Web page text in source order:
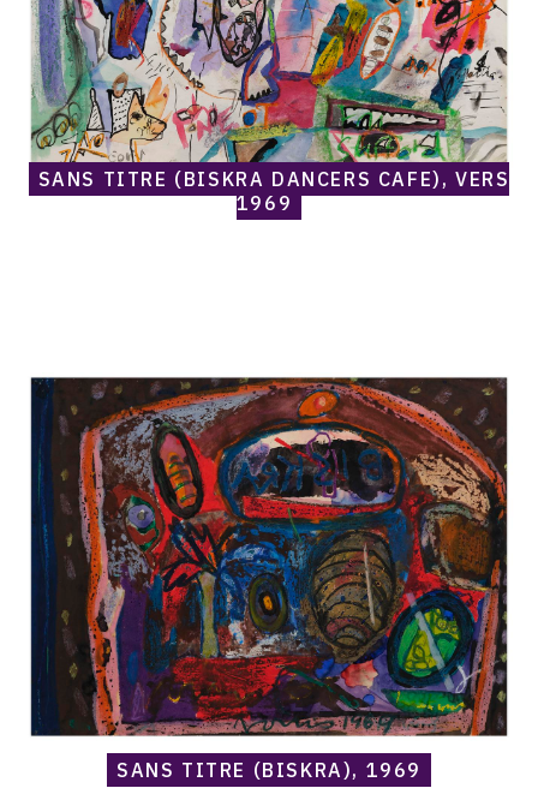
SANS TITRE (BISKRA DANCERS CAFE), VERS
1969
Norris
Embry,
Sans
titre
(Biskra),
1969
SANS TITRE (BISKRA), 1969